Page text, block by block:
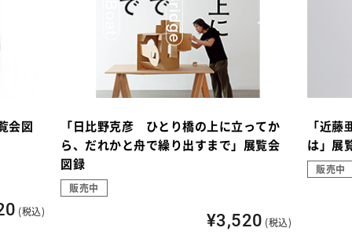
会図
(税込)
「日比野克彦 ひとり橋の上に立ってか
ら、だれかと舟で繰り出すまで」展覧会
図録
販売中
¥3,520 (税込)
「近
は」展
販売中